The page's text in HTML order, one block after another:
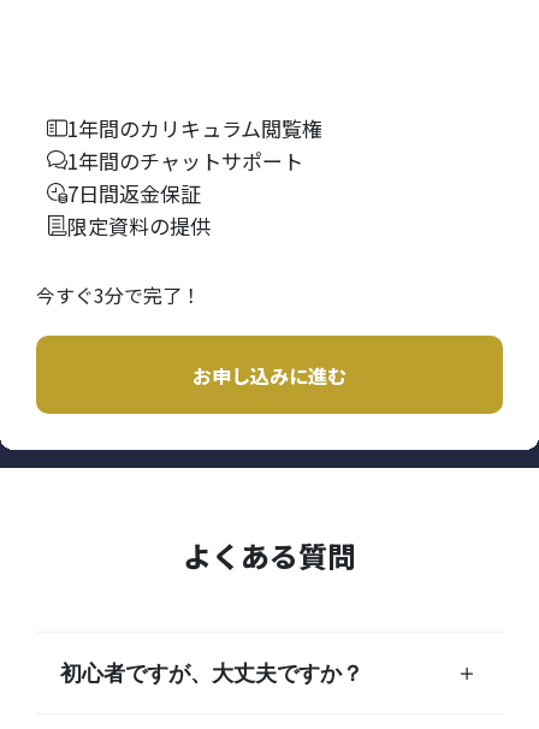
1年間のカリキュラム閲覧権
1年間のチャットサポート
7日間返金保証
限定資料の提供
今すぐ3分で完了！
お申し込みに進む
よくある質問
初心者ですが、大丈夫ですか？